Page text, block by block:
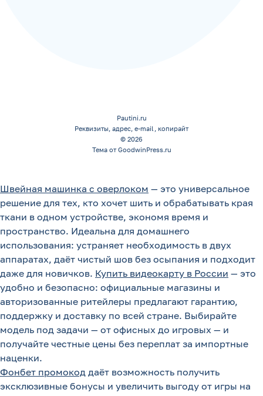
Pautini.ru
Реквизиты, адрес, e-mail, копирайт
© 2026
Тема от GoodwinPress.ru
Швейная машинка с оверлоком — это универсальное
решение для тех, кто хочет шить и обрабатывать края
ткани в одном устройстве, экономя время и
пространство. Идеальна для домашнего
использования: устраняет необходимость в двух
аппаратах, даёт чистый шов без осыпания и подходит
даже для новичков. Купить видеокарту в России — это
удобно и безопасно: официальные магазины и
авторизованные ритейлеры предлагают гарантию,
поддержку и доставку по всей стране. Выбирайте
модель под задачи — от офисных до игровых — и
получайте честные цены без переплат за импортные
наценки.
Фонбет промокод даёт возможность получить
эксклюзивные бонусы и увеличить выгоду от игры на